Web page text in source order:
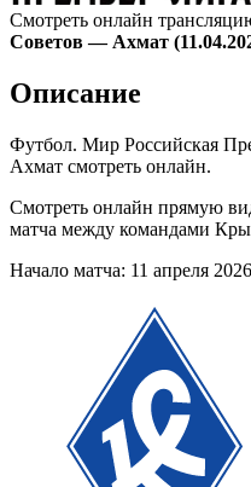
Смотреть онлайн
Советов — Ахмат
Описание
Футбол. Мир Российская
Ахмат смотреть онлайн.
Смотреть онлайн прямую
матча между командами
Начало матча: 11 апреля